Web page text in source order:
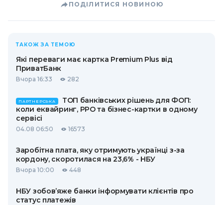
ПОДІЛИТИСЯ НОВИНОЮ
ТАКОЖ ЗА ТЕМОЮ
Які переваги має картка Premium Plus від
ПриватБанк
Вчора 16:33 282
ПАРТНЕРСЬКА
ТОП банківських рішень для ФОП:
коли еквайринг, РРО та бізнес-картки в одному
сервісі
04.08 06:50 16573
Заробітна плата, яку отримують українці з-за
кордону, скоротилася на 23,6% - НБУ
Вчора 10:00 448
НБУ зобов’яже банки інформувати клієнтів про
статус платежів